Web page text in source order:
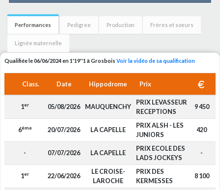
Performances Pedigree Production Frères et soeurs
Lignée maternelle
Qualifiée le 06/06/2024 en 1'19''1 à Grosbois Voir la vidéo de sa qualification
Class. Date Hippodrome Prix
1er 05/08/2026 MAUQUENCHY
PRIX LEVASSEUR
RECEPTIONS
9 450
6ème 20/07/2026 LA CAPELLE
PRIX ALSH - LES
JUNIORS
420
- 07/07/2026 LA CAPELLE
PRIX ECOLE DES
LADS JOCKEYS
-
1er 22/06/2026
LE CROISE-
LAROCHE
PRIX DES
KERMESSES
8 100